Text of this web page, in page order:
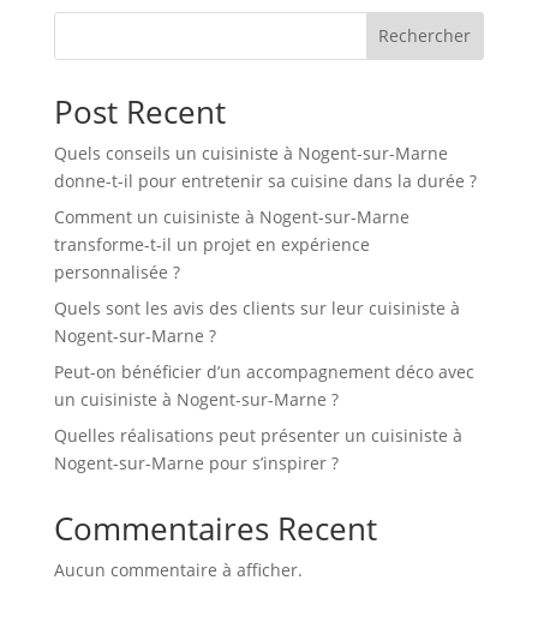
Rechercher
Post Recent
Quels conseils un cuisiniste à Nogent-sur-Marne
donne-t-il pour entretenir sa cuisine dans la durée ?
Comment un cuisiniste à Nogent-sur-Marne
transforme-t-il un projet en expérience
personnalisée ?
Quels sont les avis des clients sur leur cuisiniste à
Nogent-sur-Marne ?
Peut-on bénéficier d’un accompagnement déco avec
un cuisiniste à Nogent-sur-Marne ?
Quelles réalisations peut présenter un cuisiniste à
Nogent-sur-Marne pour s’inspirer ?
Commentaires Recent
Aucun commentaire à afficher.